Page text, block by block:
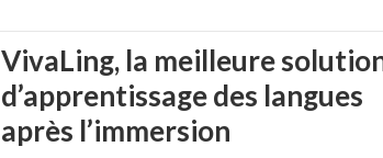
VivaLing, la meilleure
d’apprentissage des langues
après l’immersion